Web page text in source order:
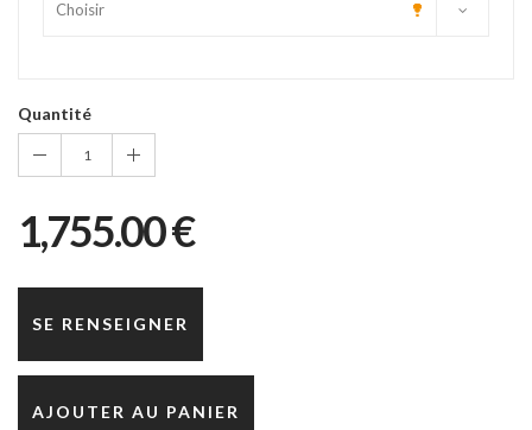
Quantité
1
1,755.00 €
SE RENSEIGNER
AJOUTER AU PANIER